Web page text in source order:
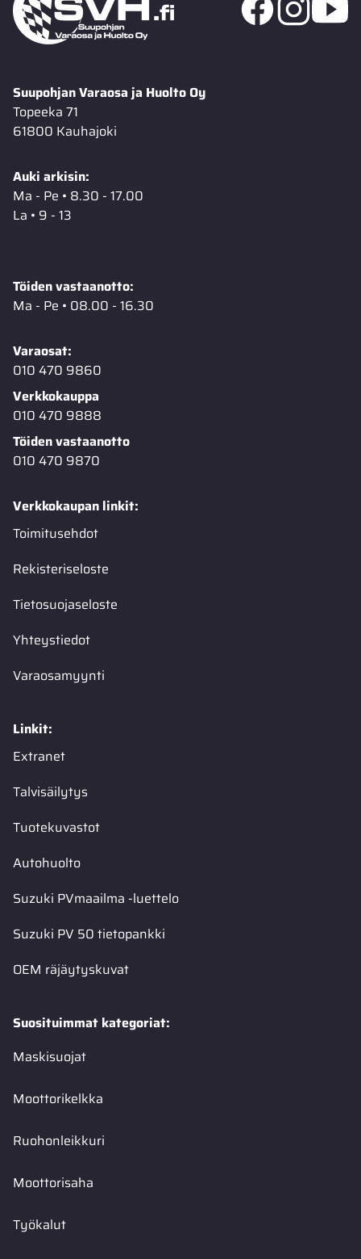
Suupohjan Varaosa ja Huolto Oy
Topeeka 71
61800 Kauhajoki
Auki arkisin:
Ma - Pe • 8.30 - 17.00
La • 9 - 13
Töiden vastaanotto:
Ma - Pe • 08.00 - 16.30
Varaosat:
010 470 9860
Verkkokauppa
010 470 9888
Töiden vastaanotto
010 470 9870
Verkkokaupan linkit:
Toimitusehdot
Rekisteriseloste
Tietosuojaseloste
Yhteystiedot
Varaosamyynti
Linkit:
Extranet
Talvisäilytys
Tuotekuvastot
Autohuolto
Suzuki PVmaailma -luettelo
Suzuki PV 50 tietopankki
OEM räjäytyskuvat
Suosituimmat kategoriat:
Maskisuojat
Moottorikelkka
Ruohonleikkuri
Moottorisaha
Työkalut